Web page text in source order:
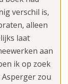
verschil is,
alleen
laat
aan
ik op zoek
zou